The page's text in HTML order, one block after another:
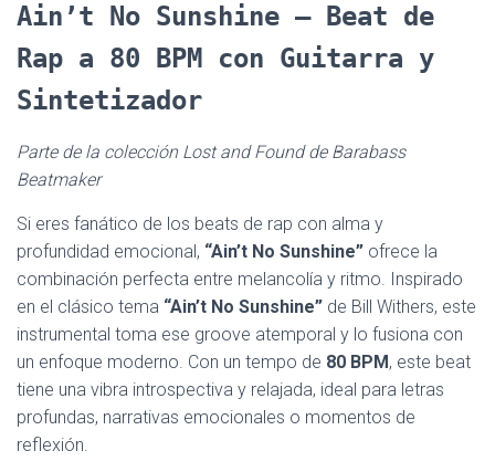
Ain’t No Sunshine – Beat de
Rap a 80 BPM con Guitarra y
Sintetizador
Parte de la colección Lost and Found de Barabass
Beatmaker
Si eres fanático de los beats de rap con alma y
profundidad emocional, “Ain’t No Sunshine” ofrece la
combinación perfecta entre melancolía y ritmo. Inspirado
en el clásico tema “Ain’t No Sunshine” de Bill Withers, este
instrumental toma ese groove atemporal y lo fusiona con
un enfoque moderno. Con un tempo de 80 BPM, este beat
tiene una vibra introspectiva y relajada, ideal para letras
profundas, narrativas emocionales o momentos de
reflexión.